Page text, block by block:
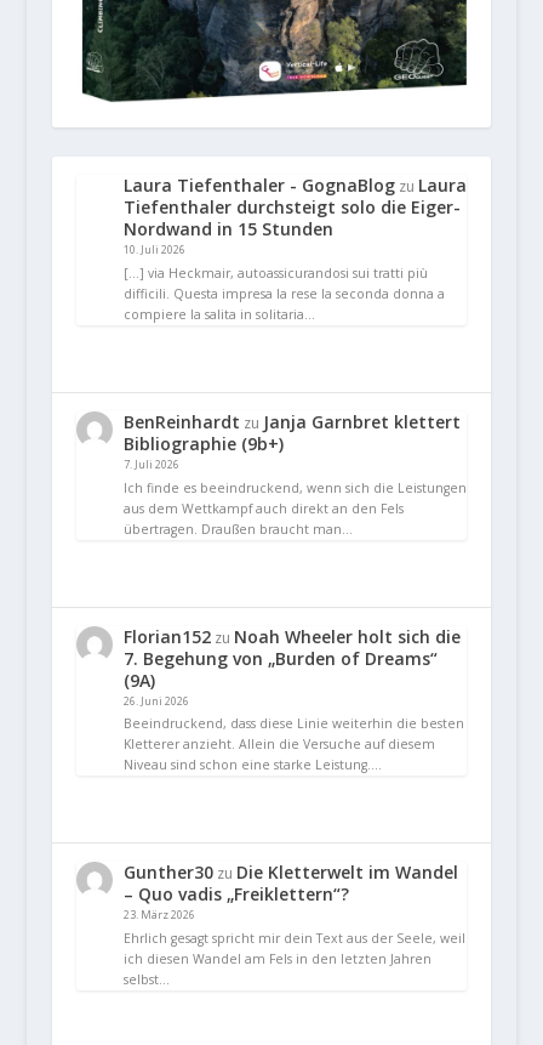
Laura Tiefenthaler - GognaBlogzu Laura
Tiefenthaler durchsteigt solo die Eiger-
Nordwand in 15 Stunden
10. Juli 2026
[…] via Heckmair, autoassicurandosi sui tratti più
difficili. Questa impresa la rese la seconda donna a
compiere la salita in solitaria…
BenReinhardt zu Janja Garnbret klettert
Bibliographie (9b+)
7. Juli 2026
Ich finde es beeindruckend, wenn sich die Leistungen
aus dem Wettkampf auch direkt an den Fels
übertragen. Draußen braucht man…
Florian152zu Noah Wheeler holt sich die
7. Begehung von „Burden of Dreams“
(9A)
26. Juni 2026
Beeindruckend, dass diese Linie weiterhin die besten
Kletterer anzieht. Allein die Versuche auf diesem
Niveau sind schon eine starke Leistung.…
Gunther30zu Die Kletterwelt im Wandel
– Quo vadis „Freiklettern“?
23. März 2026
Ehrlich gesagt spricht mir dein Text aus der Seele, weil
ich diesen Wandel am Fels in den letzten Jahren
selbst…